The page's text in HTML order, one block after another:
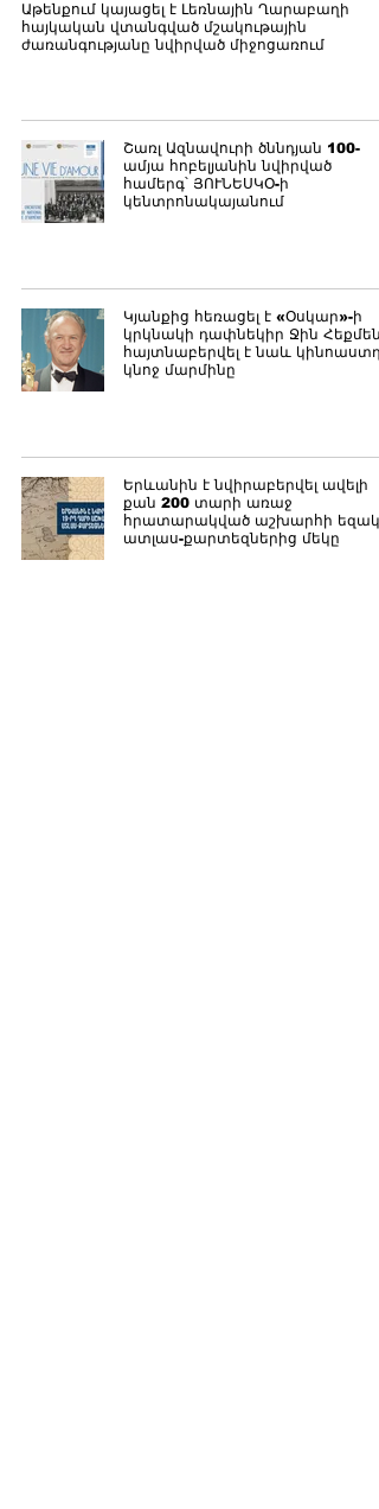
Աթենքում կայացել է Լեռնային Ղարաբաղի
հայկական վտանգված մշակութային
ժառանգությանը նվիրված միջոցառում
Շառլ Ազնավուրի ծննդյան 100-
ամյա հոբելյանին նվիրված
համերգ՝ ՅՈՒՆԵՍԿՕ-ի
կենտրոնակայանում
Կյանքից հեռացել է «Օսկար»-ի
կրկնակի դափնեկիր Ջին
հայտնաբերվել է նաև
կնոջ մարմինը
Երևանին է նվիրաբերվել ավելի
քան 200 տարի առաջ
հրատարակված աշխարհի
ատլաս-քարտեզներից մեկը